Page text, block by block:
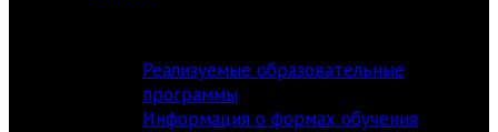
Реализуемые образовательные
программы
Информация о формах обучения